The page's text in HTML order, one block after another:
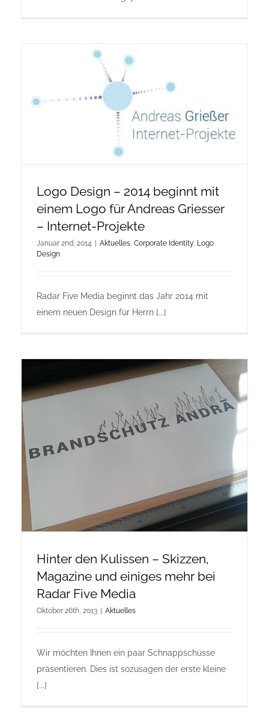
Logo Design – 2014 beginnt mit
einem Logo für Andreas Griesser
– Internet-Projekte
Januar 2nd, 2014 | Aktuelles, Corporate Identity, Logo
Design
Radar Five Media beginnt das Jahr 2014 mit
einem neuen Design für Herrn [...]
Hinter den Kulissen – Skizzen,
Magazine und einiges mehr bei
Radar Five Media
Oktober 26th, 2013 Aktuelles
Wir möchten Ihnen ein paar Schnappschüsse
präsentieren. Dies ist sozusagen der erste kleine
[...]